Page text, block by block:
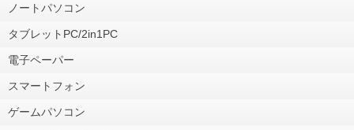
ノートパソコン
タブレットPC/2in1PC
電子ペーパー
スマートフォン
ゲームパソコン